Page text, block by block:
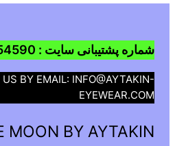
شماره پشتیبانی سایت : 09960454590
BY EMAIL: INFO@AYTAKIN-
EYEWEAR.COM
MOON BY AYTAKIN